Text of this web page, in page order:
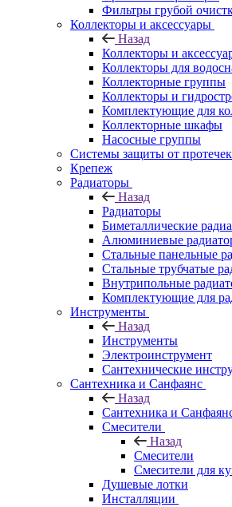
Фильтры грубой
Коллекторы и аксессуары
Назад
Коллекторы и
Коллекторы для
Коллекторные группы
Коллекторы и
Комплектующие для
Коллекторные шкафы
Насосные группы
Системы защиты от протечек
Крепеж
Радиаторы
Назад
Радиаторы
Биметаллические
Алюминиевые
Стальные панельные
Стальные трубчатые
Внутрипольные
Комплектующие для
Инструменты
Назад
Инструменты
Электроинструмент
Сантехнические
Сантехника и Санфаянс
Назад
Сантехника и
Смесители
Назад
Смесители
Смесители для
Душевые лотки
Инсталляции